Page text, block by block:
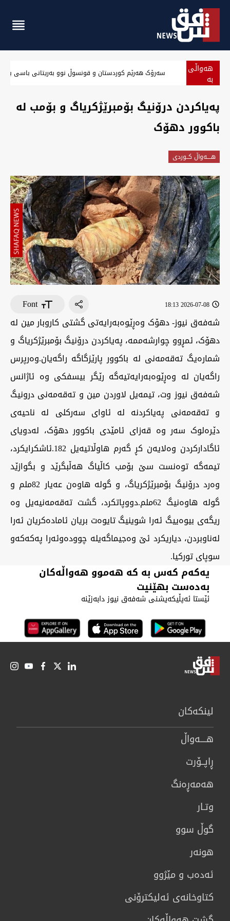
هەواڵی
بە ‏سەرۆک هەرێم کوردستان و قونسوڵ نوو بەریتانی باسی
‏پەیاکردن درۆنیگ بۆمبرێژکریاگ و بۆمب لە
باکوور دهۆک
هــــه‌واڵ كــوردى
2026-07-08 18:13
Font
شەفەق نيوز- دهۆک ‏وەڕێوەبەرایەتی گشتی کاروبار مین لە
دهۆک، ئمڕوو چوارشەممە، پەیاکردن درۆنیگ بۆمبرێژکریاگ و
شمارەیگ تەقەمەنی لە باکوور پارێزگاگە راگەیان.‏وەرپرس
راگەیان لە وەڕێوەبەرایەتیەگە رێگر بیسفکی وە ئاژانس
شەفەق نیوز وت، تیمەیل لاوردن مین و تەقەمەنی درونیگ
و تەقەمەنی پەیاکردنە لە ئاوای سەرکلی لە ناحیەی
دێرەلوک سەر وە قەزای ئامێدی باکوور دهۆک، لەدویای
ئاگادارکردن وەلایەن کڕ گەرم هاوڵاتیەیل 182.‏ئاشکرایکرد،
تیمەگە توەنست سێ بۆمب کاڵیاگ هەڵبگرێد و بگوازێد
وەرد درۆنیگ بۆمبرێژکریاگ، و گولە هاوەن عەیار 82ملم و
گولە هاوەنیگ 62ملم.‏دووپاتکرد، گشت تەقەمەنیەیل وە
ریگەی بیوەییگ ئەرا شوینیگ تایوەت بریان ئامادەکریان ئەرا
لەناوبردن، دیاریکرد ئێ وەجیماگەیلە چوودەوئەرا پەکەکەو
سوپای تورکیا.‏‏
یەکەم کەس بە کە هەموو هەواڵەکان
بەدەست بهێنیت
ئێستا ئەپڵیکەیشنی شەفەق نیوز دابەزێنە
لینكەكان
هــــه‌واڵ
ڕاپــۆرت
هه‌مه‌ڕه‌نگ
وتـار
گوڵ سوو
هونه‌ر
ئەدەب و مێژوو
كتاوخانه‌ی ئه‌ليكترۆنی